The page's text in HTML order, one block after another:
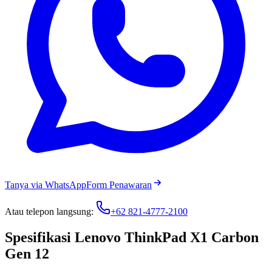
Tanya via WhatsAppForm Penawaran
Atau telepon langsung: +62 821-4777-2100
Spesifikasi Lenovo ThinkPad X1 Carbon
Gen 12